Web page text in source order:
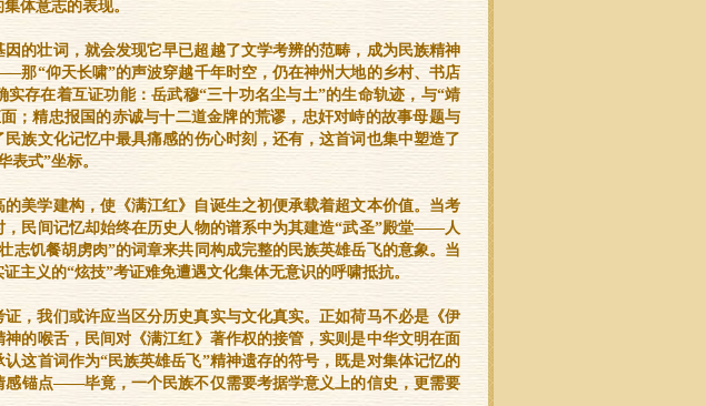
体意志的表现。
的壮词，就会发现它早已超越了文学考辨的范畴，成为民族精神
那“仰天长啸”的声波穿越千年时空，仍在神州大地的乡村、书店
存在着互证功能：岳武穆“三十功名尘与土”的生命轨迹，与“靖
；精忠报国的赤诚与十二道金牌的荒谬，忠奸对峙的故事母题与
族文化记忆中最具痛感的伤心时刻，还有，这首词也集中塑造了
表式”坐标。
美学建构，使《满江红》自诞生之初便承载着超文本价值。当考
，民间记忆却始终在历史人物的谱系中为其建造“武圣”殿堂——人
志饥餐胡虏肉”的词章来共同构成完整的民族英雄岳飞的意象。当
主义的“炫技”考证难免遭遇文化集体无意识的呼啸抵抗。
，我们或许应当区分历史真实与文化真实。正如荷马不必是《伊
的喉舌，民间对《满江红》著作权的接管，实则是中华文明在面
这首词作为“民族英雄岳飞”精神遗存的符号，既是对集体记忆的
感锚点——毕竟，一个民族不仅需要考据学意义上的信史，更需要